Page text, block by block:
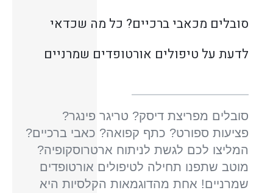
סובלים מכאבי ברכיים? כל מה שכדאי
לדעת על טיפולים אורטופדים שמרניים
סובלים מפריצת דיסק? טריגר פינגר?
פציעות ספורט? כתף קפואה? כאבי ברכיים?
המליצו לכם לגשת לניתוח ארטרוסקופיה?
מוטב שתפנו תחילה לטיפולים אורטופדים
שמרניים! אחת מהדוגמאות הקלסיות היא